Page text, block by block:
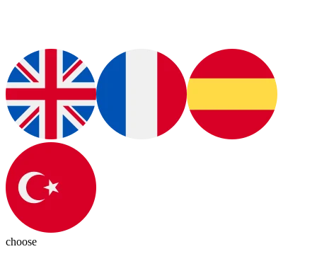
choose